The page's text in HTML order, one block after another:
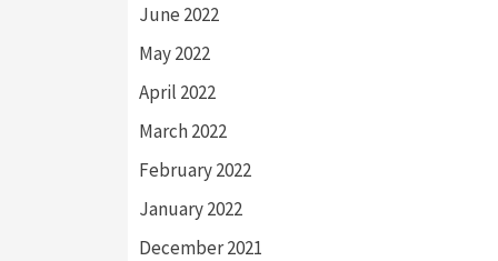
June 2022
May 2022
April 2022
March 2022
February 2022
January 2022
December 2021